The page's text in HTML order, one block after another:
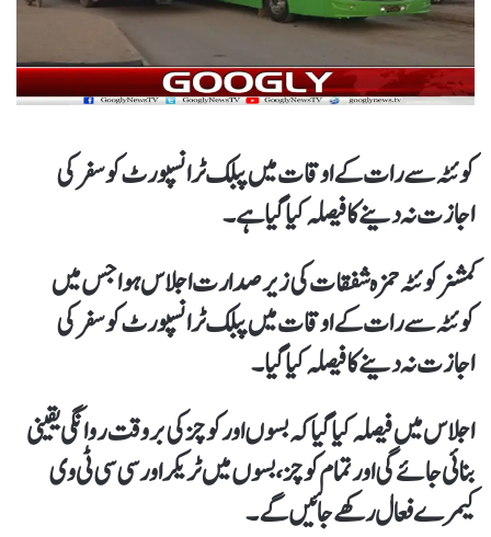
کوئٹہ سے رات کے اوقات میں پبلک ٹرانسپورٹ کو سفر کی
اجازت نہ دینےکا فیصلہ کیاگیا ہے۔
کمشنر کوئٹہ حمزہ شفقات کی زیر صدارت اجلاس ہوا جس میں
کوئٹہ سے رات کے اوقات میں پبلک ٹرانسپورٹ کو سفر کی
اجازت نہ دینےکا فیصلہ کیاگیا۔
اجلاس میں فیصلہ کیاگیا کہ بسوں اور کوچز کی بروقت روانگی یقینی
بنائی جائے گی اور تمام کوچز،بسوں میں ٹریکر اور سی سی ٹی وی
کیمرے فعال رکھے جائیں گے۔